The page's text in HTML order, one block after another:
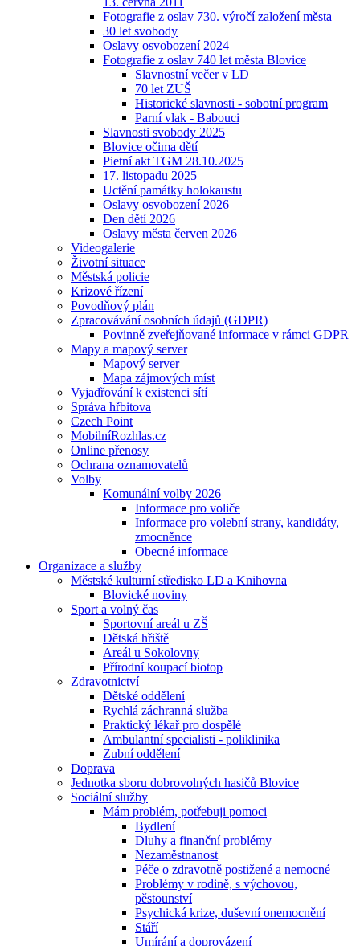
Fotografie z oslav 730. výročí založení města
30 let svobody
Oslavy osvobození 2024
Fotografie z oslav 740 let města Blovice
Slavnostní večer v LD
70 let ZUŠ
Historické slavnosti - sobotní program
Parní vlak - Babouci
Slavnosti svobody 2025
Blovice očima dětí
Pietní akt TGM 28.10.2025
17. listopadu 2025
Uctění památky holokaustu
Oslavy osvobození 2026
Den dětí 2026
Oslavy města červen 2026
Videogalerie
Životní situace
Městská policie
Krizové řízení
Povodňový plán
Zpracovávání osobních údajů (GDPR)
Povinně zveřejňované informace v rámci GDPR
Mapy a mapový server
Mapový server
Mapa zájmových míst
Vyjadřování k existenci sítí
Správa hřbitova
Czech Point
MobilníRozhlas.cz
Online přenosy
Ochrana oznamovatelů
Volby
Komunální volby 2026
Informace pro voliče
Informace pro volební strany, kandidáty,
zmocněnce
Obecné informace
Organizace a služby
Městské kulturní středisko LD a Knihovna
Blovické noviny
Sport a volný čas
Sportovní areál u ZŠ
Dětská hřiště
Areál u Sokolovny
Přírodní koupací biotop
Zdravotnictví
Dětské oddělení
Rychlá záchranná služba
Praktický lékař pro dospělé
Ambulantní specialisti - poliklinika
Zubní oddělení
Doprava
Jednotka sboru dobrovolných hasičů Blovice
Sociální služby
Mám problém, potřebuji pomoci
Bydlení
Dluhy a finanční problémy
Nezaměstnanost
Péče o zdravotně postižené a nemocné
Problémy v rodině, s výchovou,
pěstounství
Psychická krize, duševní onemocnění
Stáří
Umírání a doprovázení